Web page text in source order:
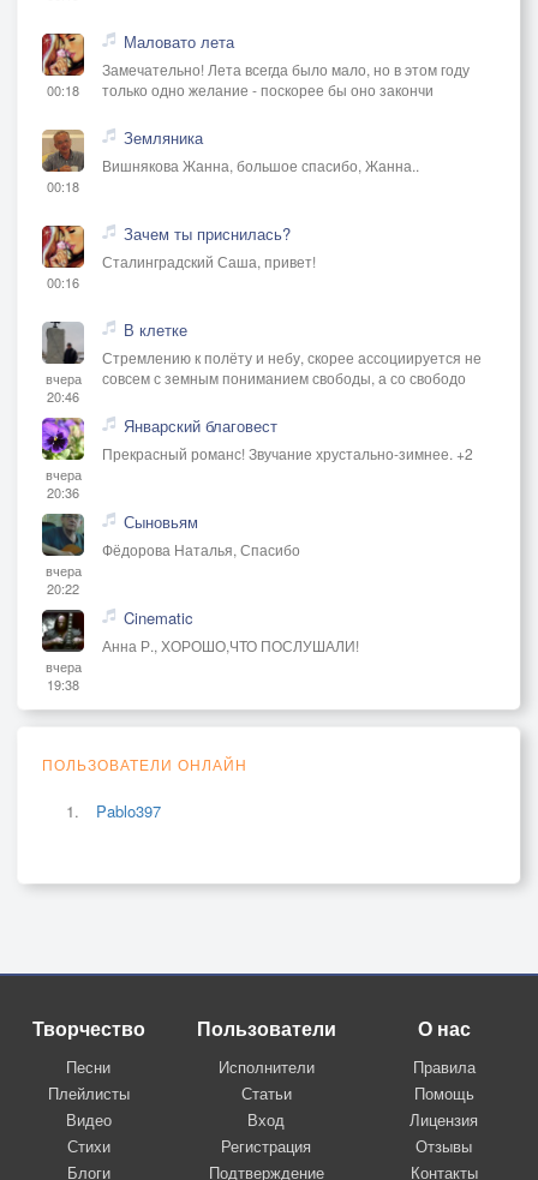
00:18
Маловато лета
Замечательно! Лета всегда было мало, но в этом году
только одно желание - поскорее бы оно закончи
00:18
Земляника
Вишнякова Жанна, большое спасибо, Жанна..
00:16
Зачем ты приснилась?
Сталинградский Саша, привет!
вчера
20:46
В клетке
Стремлению к полёту и небу, скорее ассоциируется не
совсем с земным пониманием свободы, а со свободо
вчера
20:36
Январский благовест
Прекрасный романс! Звучание хрустально-зимнее. +2
вчера
20:22
Сыновьям
Фёдорова Наталья, Спасибо
вчера
19:38
Cinematic
Анна Р., ХОРОШО,ЧТО ПОСЛУШАЛИ!
ПОЛЬЗОВАТЕЛИ ОНЛАЙН
Pablo397
Творчество
Песни
Плейлисты
Видео
Стихи
Блоги
Пользователи
Исполнители
Статьи
Вход
Регистрация
Подтверждение
О нас
Правила
Помощь
Лицензия
Отзывы
Контакты